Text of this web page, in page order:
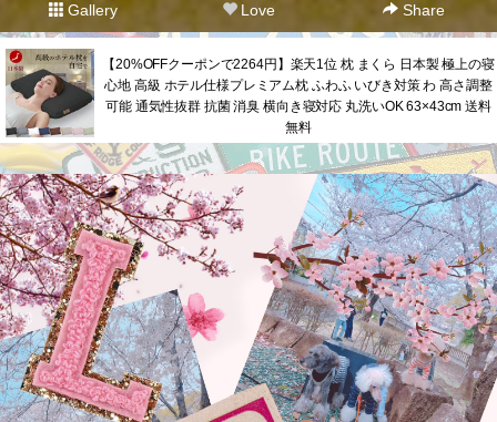
Gallery Love Share
【20%OFFクーポンで2264円】楽天1位 枕 まくら 日本製 極上の寝
心地 高級 ホテル仕様プレミアム枕 ふわふ いびき対策 わ 高さ調整
可能 通気性抜群 抗菌 消臭 横向き寝対応 丸洗いOK 63×43cm 送料
無料